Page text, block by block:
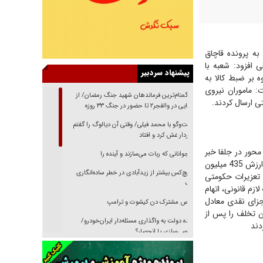
پرونده قاچاق
افزود: شعبه با
بر ضبط کالا به
نیروی
ارسال کردند.
در جلفا خبر
حضرتی گفت: به پرونده مقادیری کالای سلامت محور شامل مواد خوراکی و بهداشتی مجموعاً به ارزش 435 میلیون
تعزیرات حکومتی
قانونی، اتهام
به پرداخت یک میلیارد و 742 میلیون ریال جزای نقدی معادل
تخلف را پس از
پیشنهاد سردبیر
از گمنام‌ترین فرماندهان شهید جنگ رمضان/ از
شناسایی در والفجر۲ تا حضور در جنگ ۳۳ روزه
گفت‌وگو با محمد فیلی/ وقتی آن دیالوگ را گفتم
فیلمبردار غش کرد و افتاد
نوجوانانی که ربات می‌سازند و آینده را
هیچ‌کس بیشتر از زیدآبادی در خطر ساده‌انگاری
نیست
رقص مشترک دن کیشوت و ترامپ
دنده دولت به واگذاری مسئله‌دار ایران‌خودرو/
خصوصی‌سازی یا انحصار؟
غریزه‌ی بقا و آقای باقی و رفقا